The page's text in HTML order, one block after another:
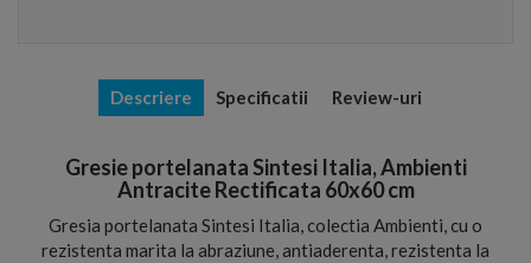
Descriere Specificatii Review-uri
Gresie portelanata Sintesi Italia, Ambienti
Antracite Rectificata 60x60 cm
Gresia portelanata Sintesi Italia, colectia Ambienti, cu o
rezistenta marita la abraziune, antiaderenta, rezistenta la